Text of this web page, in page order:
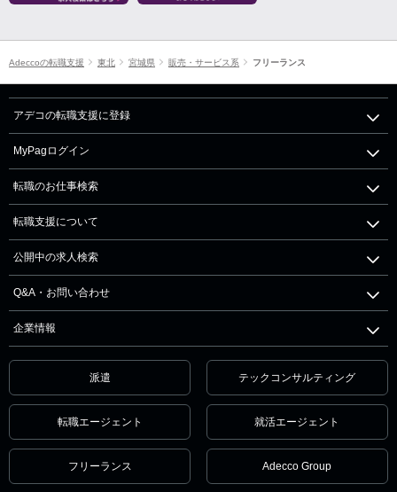
Adeccoの転職支援 東北 宮城県 販売・サービス系 フリーランス
アデコの転職支援に登録
MyPagログイン
転職のお仕事検索
転職支援について
公開中の求人検索
Q&A・お問い合わせ
企業情報
派遣 テックコンサルティング
転職エージェント 就活エージェント
フリーランス Adecco Group